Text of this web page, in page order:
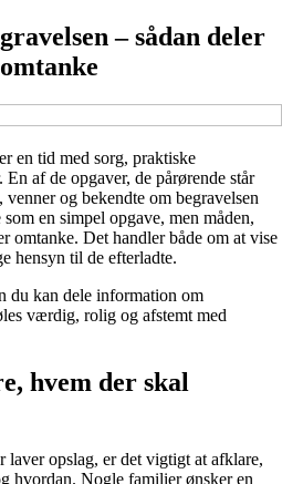
– sådan deler
en tid med sorg, praktiske
af de opgaver, de pårørende står
og bekendte om begravelsen
en simpel opgave, men måden,
omtanke. Det handler både om at vise
hensyn til de efterladte.
du kan dele information om
værdig, rolig og afstemt med
hvem der skal
laver opslag, er det vigtigt at afklare,
hvordan. Nogle familier ønsker en